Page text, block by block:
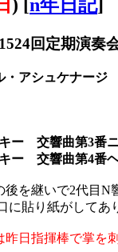
) [n年日記]
回定期演奏
・アシュケナージ
ー 交響曲第3番
ー 交響曲第4番
後を継いで2代目N
に貼り紙がしてあ
昨日指揮棒で掌